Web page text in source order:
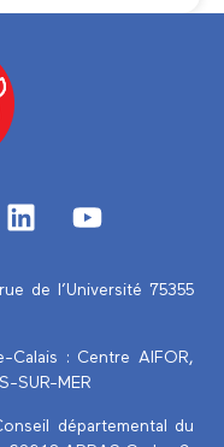
de l’Université 75355
Calais : Centre AIFOR,
SUR-MER
départemental du